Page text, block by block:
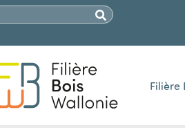
Filière
Chercher